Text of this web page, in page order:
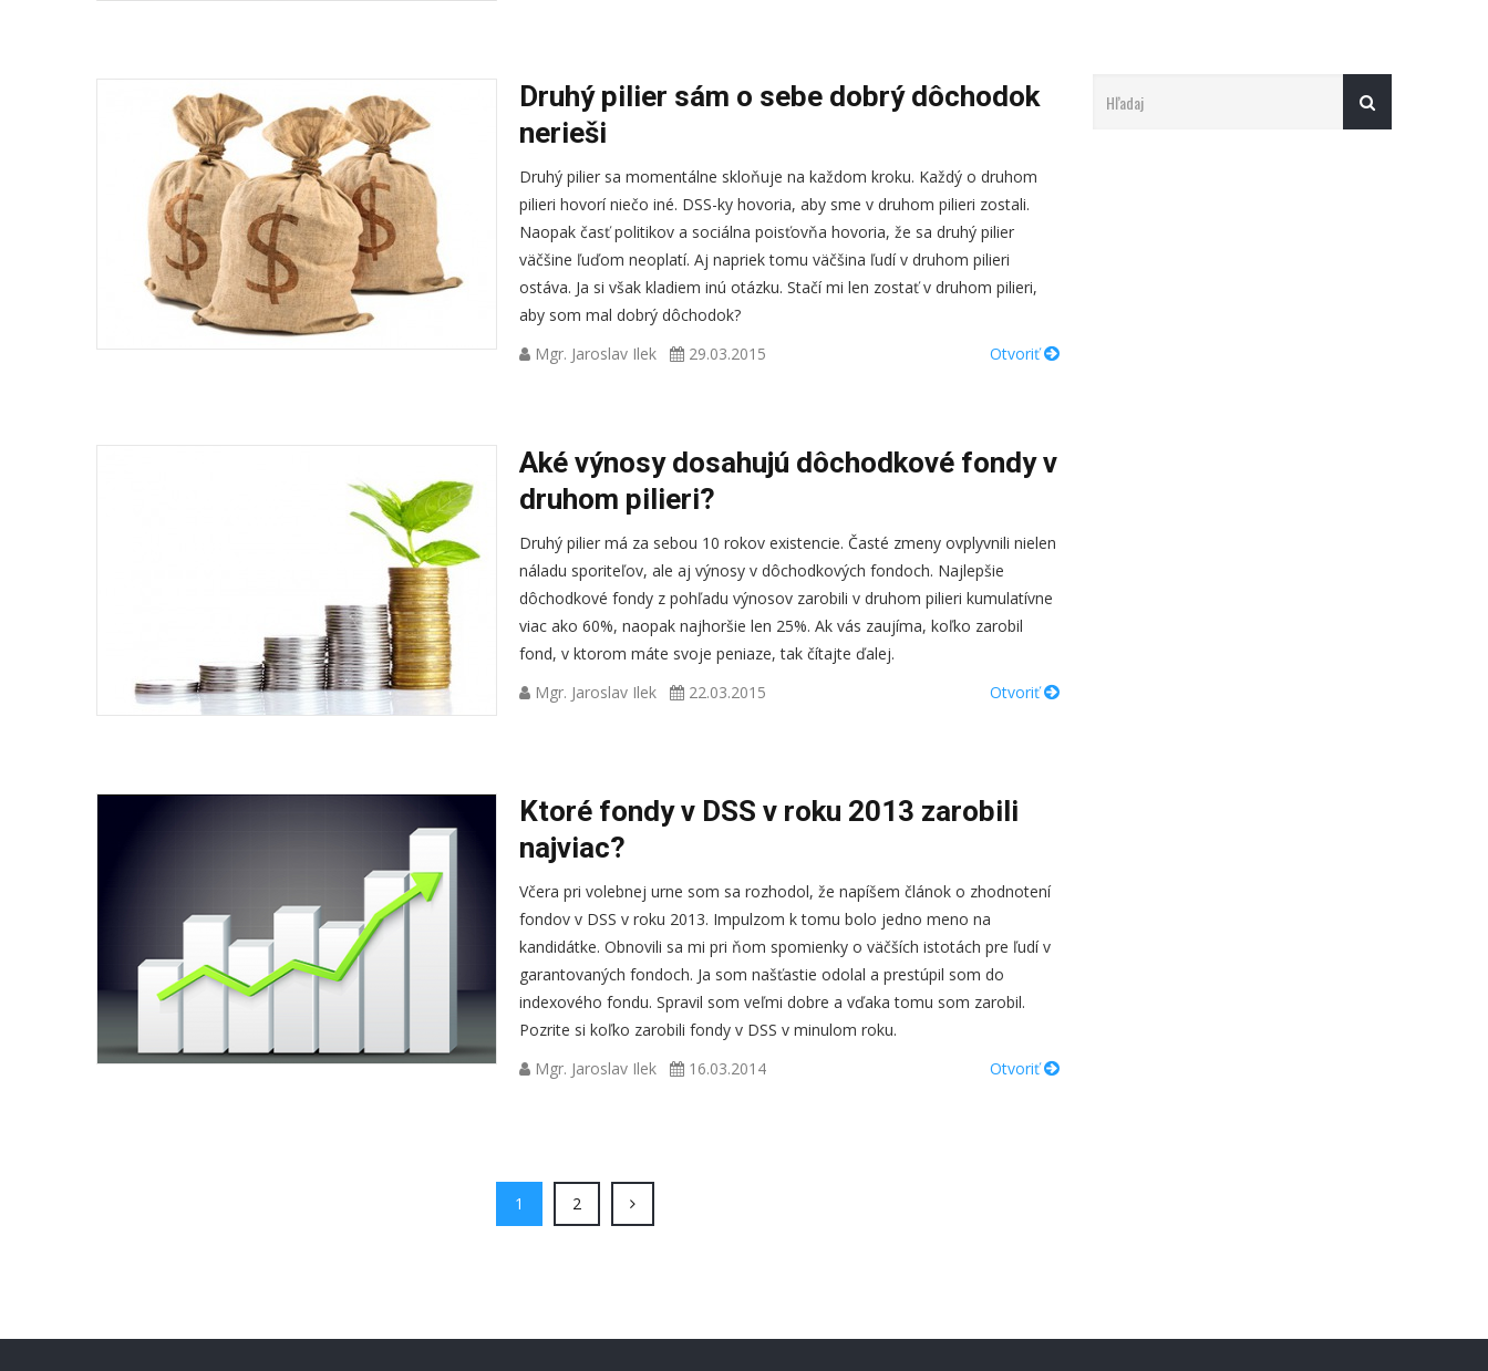
Druhý pilier sám o sebe dobrý dôchodok
nerieši
Druhý pilier sa momentálne skloňuje na každom kroku. Každý o druhom
pilieri hovorí niečo iné. DSS-ky hovoria, aby sme v druhom pilieri zostali.
Naopak časť politikov a sociálna poisťovňa hovoria, že sa druhý pilier
väčšine ľuďom neoplatí. Aj napriek tomu väčšina ľudí v druhom pilieri
ostáva. Ja si však kladiem inú otázku. Stačí mi len zostať v druhom pilieri,
aby som mal dobrý dôchodok?
Mgr. Jaroslav Ilek
29.03.2015 Otvoriť
Aké výnosy dosahujú dôchodkové fondy v
druhom pilieri?
Druhý pilier má za sebou 10 rokov existencie. Časté zmeny ovplyvnili nielen
náladu sporiteľov, ale aj výnosy v dôchodkových fondoch. Najlepšie
dôchodkové fondy z pohľadu výnosov zarobili v druhom pilieri kumulatívne
viac ako 60%, naopak najhoršie len 25%. Ak vás zaujíma, koľko zarobil
fond, v ktorom máte svoje peniaze, tak čítajte ďalej.
Mgr. Jaroslav Ilek
22.03.2015 Otvoriť
Ktoré fondy v DSS v roku 2013 zarobili
najviac?
Včera pri volebnej urne som sa rozhodol, že napíšem článok o zhodnotení
fondov v DSS v roku 2013. Impulzom k tomu bolo jedno meno na
kandidátke. Obnovili sa mi pri ňom spomienky o väčších istotách pre ľudí v
garantovaných fondoch. Ja som našťastie odolal a prestúpil som do
indexového fondu. Spravil som veľmi dobre a vďaka tomu som zarobil.
Pozrite si koľko zarobili fondy v DSS v minulom roku.
Mgr. Jaroslav Ilek
16.03.2014 Otvoriť
1 (current)
2 (current)